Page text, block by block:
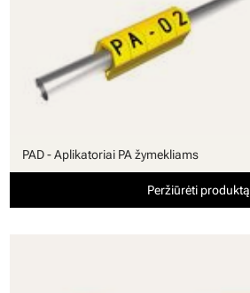
PAD - Aplikatoriai PA žymekliams
Peržiūrėti produktą